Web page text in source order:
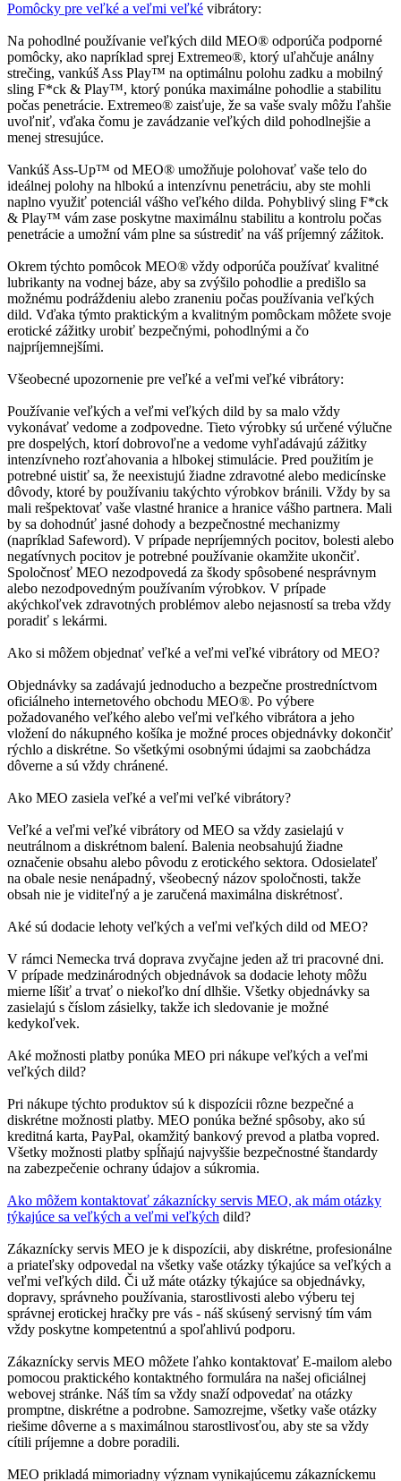
Pomôcky pre veľké a veľmi veľké vibrátory:
Na pohodlné používanie veľkých dild MEO® odporúča podporné
pomôcky, ako napríklad sprej Extremeo®, ktorý uľahčuje análny
strečing, vankúš Ass Play™ na optimálnu polohu zadku a mobilný
sling F*ck & Play™, ktorý ponúka maximálne pohodlie a stabilitu
počas penetrácie. Extremeo® zaisťuje, že sa vaše svaly môžu ľahšie
uvoľniť, vďaka čomu je zavádzanie veľkých dild pohodlnejšie a
menej stresujúce.
Vankúš Ass-Up™ od MEO® umožňuje polohovať vaše telo do
ideálnej polohy na hlbokú a intenzívnu penetráciu, aby ste mohli
naplno využiť potenciál vášho veľkého dilda. Pohyblivý sling F*ck
& Play™ vám zase poskytne maximálnu stabilitu a kontrolu počas
penetrácie a umožní vám plne sa sústrediť na váš príjemný zážitok.
Okrem týchto pomôcok MEO® vždy odporúča používať kvalitné
lubrikanty na vodnej báze, aby sa zvýšilo pohodlie a predišlo sa
možnému podráždeniu alebo zraneniu počas používania veľkých
dild. Vďaka týmto praktickým a kvalitným pomôckam môžete svoje
erotické zážitky urobiť bezpečnými, pohodlnými a čo
najpríjemnejšími.
Všeobecné upozornenie pre veľké a veľmi veľké vibrátory:
Používanie veľkých a veľmi veľkých dild by sa malo vždy
vykonávať vedome a zodpovedne. Tieto výrobky sú určené výlučne
pre dospelých, ktorí dobrovoľne a vedome vyhľadávajú zážitky
intenzívneho rozťahovania a hlbokej stimulácie. Pred použitím je
potrebné uistiť sa, že neexistujú žiadne zdravotné alebo medicínske
dôvody, ktoré by používaniu takýchto výrobkov bránili. Vždy by sa
mali rešpektovať vaše vlastné hranice a hranice vášho partnera. Mali
by sa dohodnúť jasné dohody a bezpečnostné mechanizmy
(napríklad Safeword). V prípade nepríjemných pocitov, bolesti alebo
negatívnych pocitov je potrebné používanie okamžite ukončiť.
Spoločnosť MEO nezodpovedá za škody spôsobené nesprávnym
alebo nezodpovedným používaním výrobkov. V prípade
akýchkoľvek zdravotných problémov alebo nejasností sa treba vždy
poradiť s lekármi.
Ako si môžem objednať veľké a veľmi veľké vibrátory od MEO?
Objednávky sa zadávajú jednoducho a bezpečne prostredníctvom
oficiálneho internetového obchodu MEO®. Po výbere
požadovaného veľkého alebo veľmi veľkého vibrátora a jeho
vložení do nákupného košíka je možné proces objednávky dokončiť
rýchlo a diskrétne. So všetkými osobnými údajmi sa zaobchádza
dôverne a sú vždy chránené.
Ako MEO zasiela veľké a veľmi veľké vibrátory?
Veľké a veľmi veľké vibrátory od MEO sa vždy zasielajú v
neutrálnom a diskrétnom balení. Balenia neobsahujú žiadne
označenie obsahu alebo pôvodu z erotického sektora. Odosielateľ
na obale nesie nenápadný, všeobecný názov spoločnosti, takže
obsah nie je viditeľný a je zaručená maximálna diskrétnosť.
Aké sú dodacie lehoty veľkých a veľmi veľkých dild od MEO?
V rámci Nemecka trvá doprava zvyčajne jeden až tri pracovné dni.
V prípade medzinárodných objednávok sa dodacie lehoty môžu
mierne líšiť a trvať o niekoľko dní dlhšie. Všetky objednávky sa
zasielajú s číslom zásielky, takže ich sledovanie je možné
kedykoľvek.
Aké možnosti platby ponúka MEO pri nákupe veľkých a veľmi
veľkých dild?
Pri nákupe týchto produktov sú k dispozícii rôzne bezpečné a
diskrétne možnosti platby. MEO ponúka bežné spôsoby, ako sú
kreditná karta, PayPal, okamžitý bankový prevod a platba vopred.
Všetky možnosti platby spĺňajú najvyššie bezpečnostné štandardy
na zabezpečenie ochrany údajov a súkromia.
Ako môžem kontaktovať zákaznícky servis MEO, ak mám otázky
týkajúce sa veľkých a veľmi veľkých dild?
Zákaznícky servis MEO je k dispozícii, aby diskrétne, profesionálne
a priateľsky odpovedal na všetky vaše otázky týkajúce sa veľkých a
veľmi veľkých dild. Či už máte otázky týkajúce sa objednávky,
dopravy, správneho používania, starostlivosti alebo výberu tej
správnej erotickej hračky pre vás - náš skúsený servisný tím vám
vždy poskytne kompetentnú a spoľahlivú podporu.
Zákaznícky servis MEO môžete ľahko kontaktovať E-mailom alebo
pomocou praktického kontaktného formulára na našej oficiálnej
webovej stránke. Náš tím sa vždy snaží odpovedať na otázky
promptne, diskrétne a podrobne. Samozrejme, všetky vaše otázky
riešime dôverne a s maximálnou starostlivosťou, aby ste sa vždy
cítili príjemne a dobre poradili.
MEO prikladá mimoriadny význam vynikajúcemu zákazníckemu